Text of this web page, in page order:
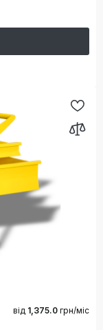
від 1,375.0 грн/міс